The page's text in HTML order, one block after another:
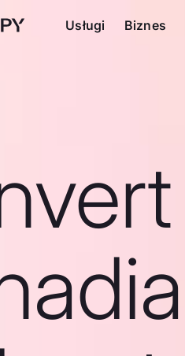
Usługi Biznes